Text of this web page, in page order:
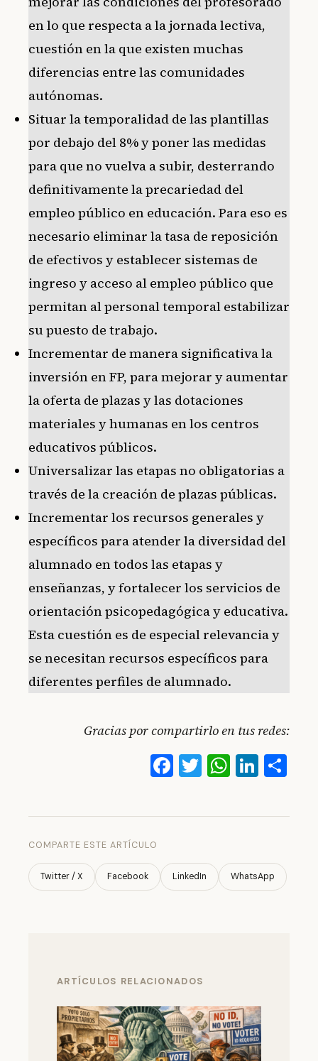
en lo que respecta a la jornada lectiva,
cuestión en la que existen muchas
diferencias entre las comunidades
autónomas.
Situar la temporalidad de las plantillas
por debajo del 8% y poner las medidas
para que no vuelva a subir, desterrando
definitivamente la precariedad del
empleo público en educación. Para eso es
necesario eliminar la tasa de reposición
de efectivos y establecer sistemas de
ingreso y acceso al empleo público que
permitan al personal temporal estabilizar
su puesto de trabajo.
Incrementar de manera significativa la
inversión en FP, para mejorar y aumentar
la oferta de plazas y las dotaciones
materiales y humanas en los centros
educativos públicos.
Universalizar las etapas no obligatorias a
través de la creación de plazas públicas.
Incrementar los recursos generales y
específicos para atender la diversidad del
alumnado en todos las etapas y
enseñanzas, y fortalecer los servicios de
orientación psicopedagógica y educativa.
Esta cuestión es de especial relevancia y
se necesitan recursos específicos para
diferentes perfiles de alumnado.
Gracias por compartirlo en tus redes:
Facebook
Twitter
COMPARTE ESTE ARTÍCULO
Twitter / X Facebook LinkedIn WhatsApp
ARTÍCULOS RELACIONADOS